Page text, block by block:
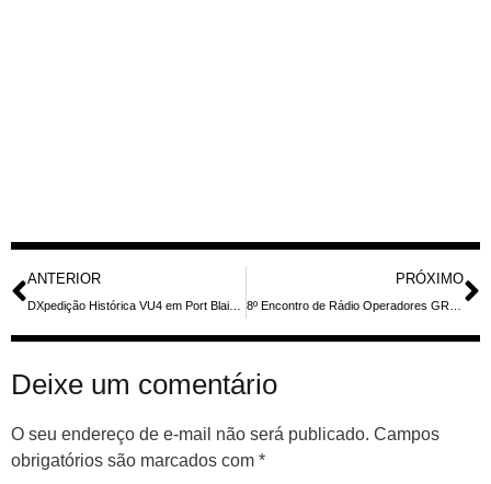
ANTERIOR PRÓXIMO
8º Encontro de Rádio Operadores GRENO e Região reúne entusiastas em Nova Odessa
Deixe um comentário
O seu endereço de e-mail não será publicado. Campos
obrigatórios são marcados com *